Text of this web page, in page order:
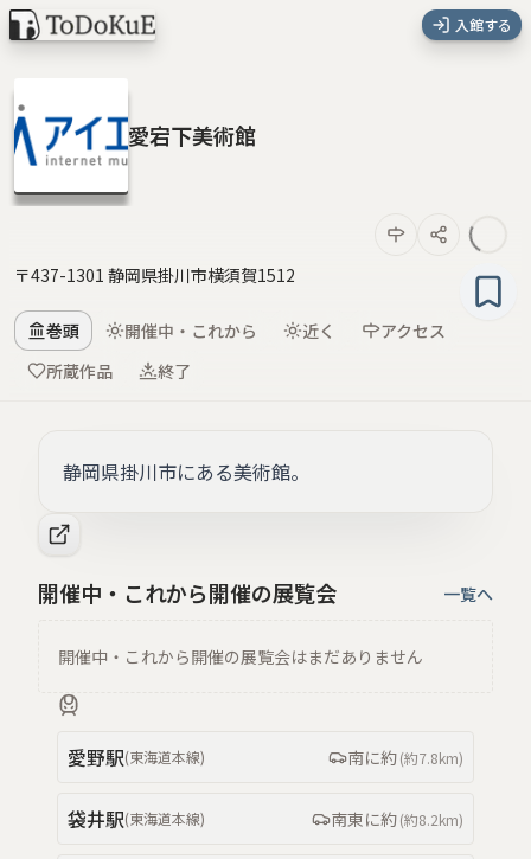
入館する
愛宕下美術館
〒437-1301 静岡県掛川市横須賀1512
巻頭 開催中・これから 近く
アクセス
所蔵作品
終了
静岡県掛川市にある美術館。
開催中・これから開催の展覧会 一覧へ
開催中・これから開催の展覧会はまだありません
愛野駅(東海道本線) 南に約(約7.8km)
袋井駅(東海道本線) 南東に約(約8.2km)